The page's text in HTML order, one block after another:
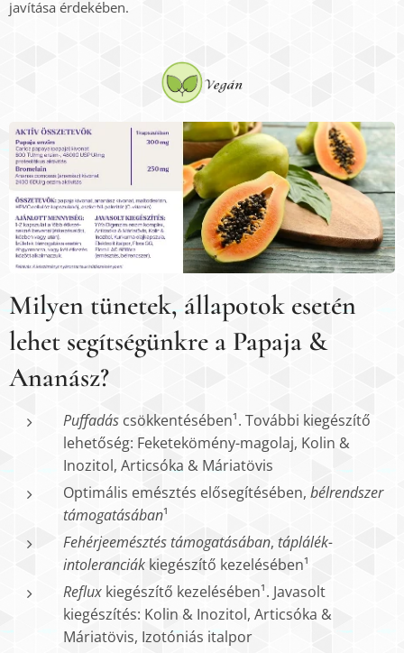
javítása érdekében.
Milyen tünetek, állapotok esetén
lehet segítségünkre a Papaja &
Ananász?
Puffadás csökkentésében¹. További kiegészítő
lehetőség: Feketekömény-magolaj, Kolin &
Inozitol, Articsóka & Máriatövis
Optimális emésztés elősegítésében, bélrendszer
támogatásában¹
Fehérjeemésztés támogatásában, táplálék-
intoleranciák kiegészítő kezelésében¹
Reflux kiegészítő kezelésében¹. Javasolt
kiegészítés: Kolin & Inozitol, Articsóka &
Máriatövis, Izotóniás italpor